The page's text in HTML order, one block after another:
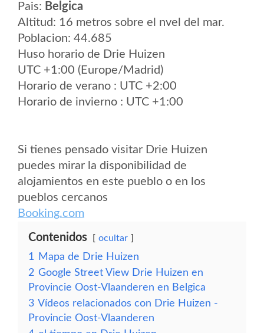
Pais: Belgica
Altitud: 16 metros sobre el nvel del mar.
Poblacion: 44.685
Huso horario de Drie Huizen
UTC +1:00 (Europe/Madrid)
Horario de verano : UTC +2:00
Horario de invierno : UTC +1:00
Si tienes pensado visitar Drie Huizen
puedes mirar la disponibilidad de
alojamientos en este pueblo o en los
pueblos cercanos
Booking.com
Contenidos ocultar
1
Mapa de Drie Huizen
2 Google Street View Drie Huizen en
Provincie Oost-Vlaanderen en Belgica
3 Vídeos relacionados con Drie Huizen -
Provincie Oost-Vlaanderen